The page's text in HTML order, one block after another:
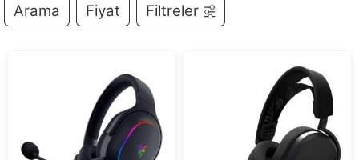
Arama Fiyat Filtreler